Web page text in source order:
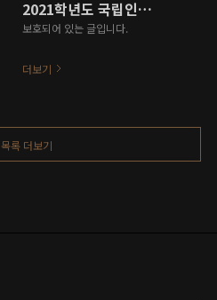
2021학년도 국립인천대학교 기초학력진단 학과별 데이터 분석 보고서
보호되어 있는 글입니다.
더보기
목록 더보기